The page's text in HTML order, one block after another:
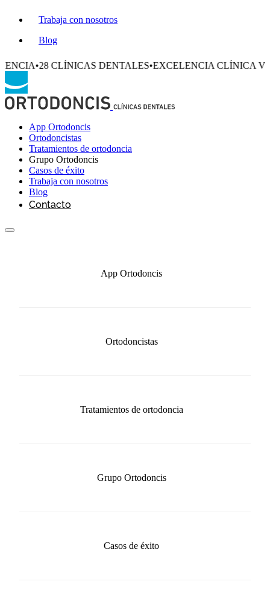
Trabaja con nosotros
Blog
CLÍNICAS DENTALES•EXCELENCIA CLÍNICA
App Ortodoncis
Ortodoncistas
Tratamientos de ortodoncia
Grupo Ortodoncis
Casos de éxito
Trabaja con nosotros
Blog
Contacto
App Ortodoncis
Ortodoncistas
Tratamientos de ortodoncia
Grupo Ortodoncis
Casos de éxito